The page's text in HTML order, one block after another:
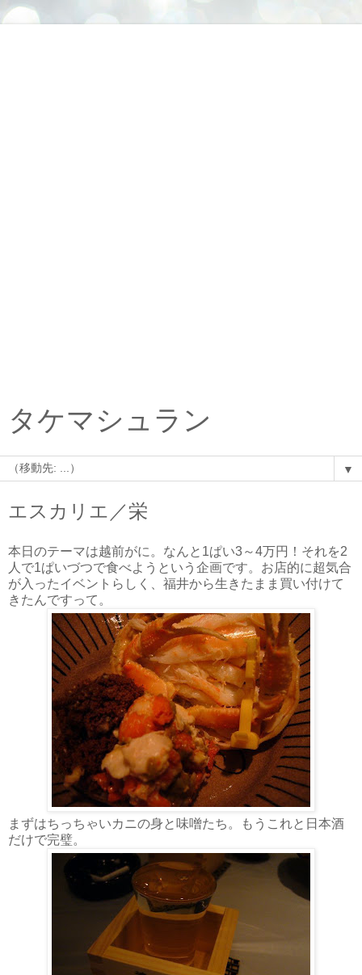
タケマシュラン
▼
エスカリエ／栄
本日のテーマは越前がに。なんと1ぱい3～4万円！それを2
人で1ぱいづつで食べようという企画です。お店的に超気合
が入ったイベントらしく、福井から生きたまま買い付けて
きたんですって。
まずはちっちゃいカニの身と味噌たち。もうこれと日本酒
だけで完璧。